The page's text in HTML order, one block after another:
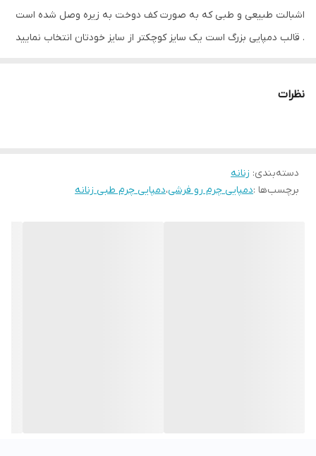
اشبالت طبیعی و طبی که به صورت کف دوخت به زیره وصل شده است
. قالب دمپایی بزرگ است یک سایز کوچکتر از سایز خودتان انتخاب نمایید
نظرات
دسته‌بندی: زنانه
برچسب‌ها :دمپایی چرم رو فرشی،دمپایی چرم طبی زنانه